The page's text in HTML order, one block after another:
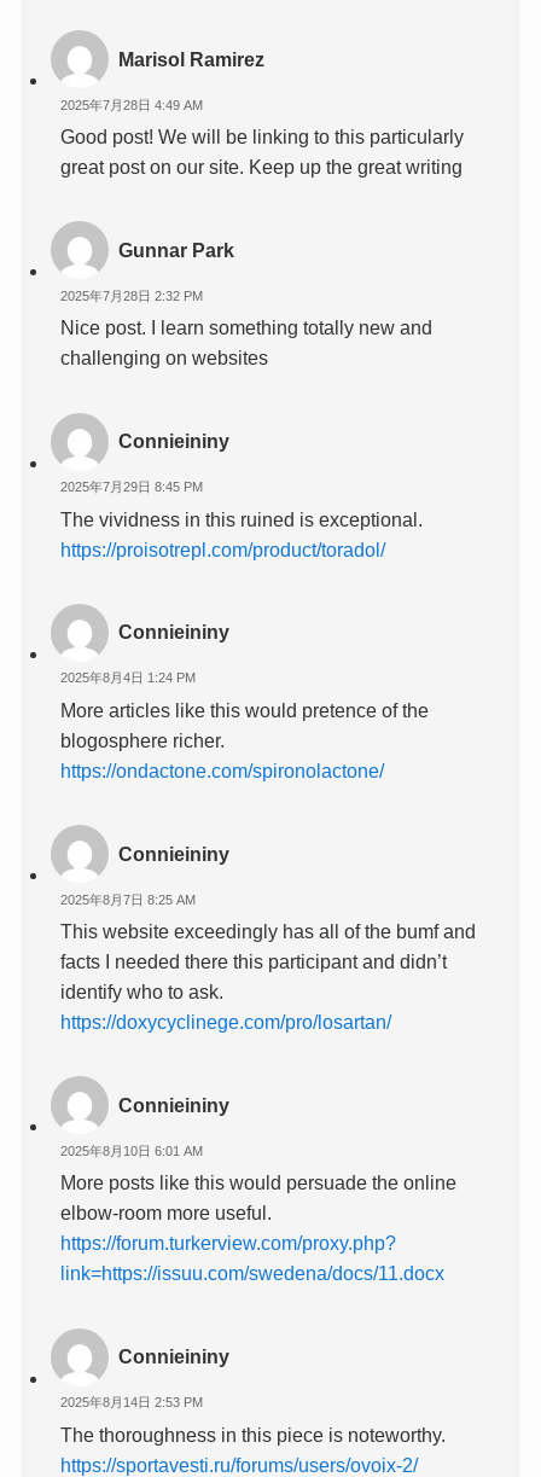
Marisol Ramirez
2025年7月28日 4:49 AM
Good post! We will be linking to this particularly
great post on our site. Keep up the great writing
Gunnar Park
2025年7月28日 2:32 PM
Nice post. I learn something totally new and
challenging on websites
Connieininy
2025年7月29日 8:45 PM
The vividness in this ruined is exceptional.
https://proisotrepl.com/product/toradol/
Connieininy
2025年8月4日 1:24 PM
More articles like this would pretence of the
blogosphere richer.
https://ondactone.com/spironolactone/
Connieininy
2025年8月7日 8:25 AM
This website exceedingly has all of the bumf and
facts I needed there this participant and didn’t
identify who to ask.
https://doxycyclinege.com/pro/losartan/
Connieininy
2025年8月10日 6:01 AM
More posts like this would persuade the online
elbow-room more useful.
https://forum.turkerview.com/proxy.php?
link=https://issuu.com/swedena/docs/11.docx
Connieininy
2025年8月14日 2:53 PM
The thoroughness in this piece is noteworthy.
https://sportavesti.ru/forums/users/ovoix-2/